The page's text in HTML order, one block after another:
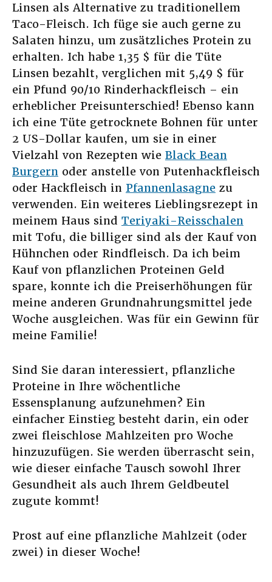
Linsen als Alternative zu traditionellem
Taco-Fleisch. Ich füge sie auch gerne zu
Salaten hinzu, um zusätzliches Protein zu
erhalten. Ich habe 1,35 $ für die Tüte
Linsen bezahlt, verglichen mit 5,49 $ für
ein Pfund 90/10 Rinderhackfleisch – ein
erheblicher Preisunterschied! Ebenso kann
ich eine Tüte getrocknete Bohnen für unter
2 US-Dollar kaufen, um sie in einer
Vielzahl von Rezepten wie Black Bean
Burgern oder anstelle von Putenhackfleisch
oder Hackfleisch in Pfannenlasagne zu
verwenden. Ein weiteres Lieblingsrezept in
meinem Haus sind Teriyaki-Reisschalen
mit Tofu, die billiger sind als der Kauf von
Hühnchen oder Rindfleisch. Da ich beim
Kauf von pflanzlichen Proteinen Geld
spare, konnte ich die Preiserhöhungen für
meine anderen Grundnahrungsmittel jede
Woche ausgleichen. Was für ein Gewinn für
meine Familie!
Sind Sie daran interessiert, pflanzliche
Proteine in Ihre wöchentliche
Essensplanung aufzunehmen? Ein
einfacher Einstieg besteht darin, ein oder
zwei fleischlose Mahlzeiten pro Woche
hinzuzufügen. Sie werden überrascht sein,
wie dieser einfache Tausch sowohl Ihrer
Gesundheit als auch Ihrem Geldbeutel
zugute kommt!
Prost auf eine pflanzliche Mahlzeit (oder
zwei) in dieser Woche!